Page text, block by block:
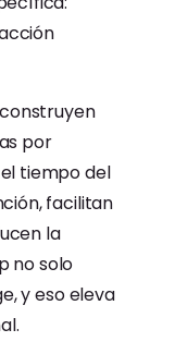
por
tiempo del
facilitan
la
no solo
y eso eleva